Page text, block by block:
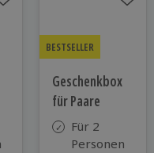
BESTSELLER
Geschenkbox
für Paare
Für 2
Personen